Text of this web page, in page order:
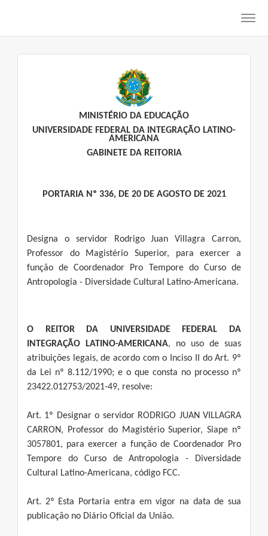
MINISTÉRIO DA EDUCAÇÃO
UNIVERSIDADE FEDERAL DA INTEGRAÇÃO LATINO-
AMERICANA
GABINETE DA REITORIA
PORTARIA Nº 336, DE 20 DE AGOSTO DE 2021
Designa o servidor Rodrigo Juan Villagra Carron,
Professor do Magistério Superior, para exercer a
função de Coordenador Pro Tempore do Curso de
Antropologia - Diversidade Cultural Latino-Americana.
O REITOR DA UNIVERSIDADE FEDERAL DA
INTEGRAÇÃO LATINO-AMERICANA, no uso de suas
atribuições legais, de acordo com o Inciso II do Art. 9º
da Lei nº 8.112/1990; e o que consta no processo nº
23422.012753/2021-49, resolve:
Art. 1º Designar o servidor RODRIGO JUAN VILLAGRA
CARRON, Professor do Magistério Superior, Siape nº
3057801, para exercer a função de Coordenador Pro
Tempore do Curso de Antropologia - Diversidade
Cultural Latino-Americana, código FCC.
Art. 2º Esta Portaria entra em vigor na data de sua
publicação no Diário Oficial da União.